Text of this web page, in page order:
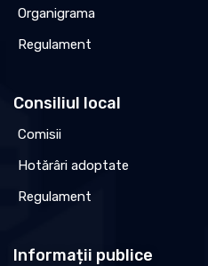
Organigrama
Regulament
Consiliul local
Comisii
Hotărâri adoptate
Regulament
Informații publice